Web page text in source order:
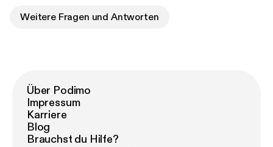
Weitere Fragen und Antworten
Über Podimo
Impressum
Karriere
Blog
Brauchst du Hilfe?